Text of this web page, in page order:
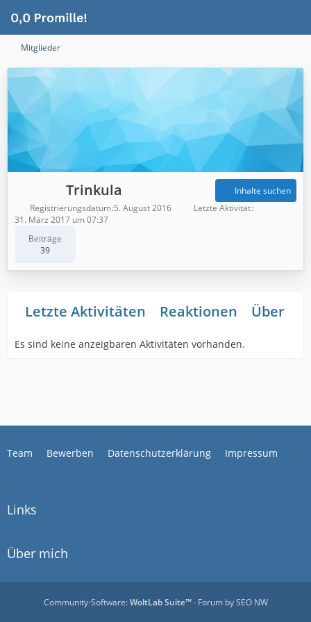
Mitglieder
Trinkula
Beiträge
39
Inhalte suchen
Registrierungsdatum 5. August 2016
Letzte Aktivität
31. März 2017 um 07:37
Letzte Aktivitäten Reaktionen Über
Es sind keine anzeigbaren Aktivitäten vorhanden.
Team Bewerben Datenschutzerklärung Impressum
Links
Über mich
Community-Software:WoltLab Suite™· Forum bySEO NW